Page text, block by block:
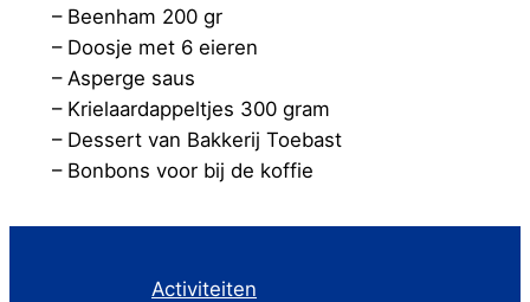
– Beenham 200 gr
– Doosje met 6 eieren
– Asperge saus
– Krielaardappeltjes 300 gram
– Dessert van Bakkerij Toebast
– Bonbons voor bij de koffie
Activiteiten